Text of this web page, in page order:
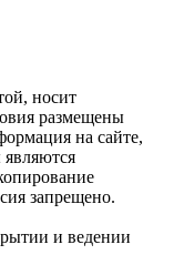
носит
размещены
на сайте,
запрещено.
и ведении